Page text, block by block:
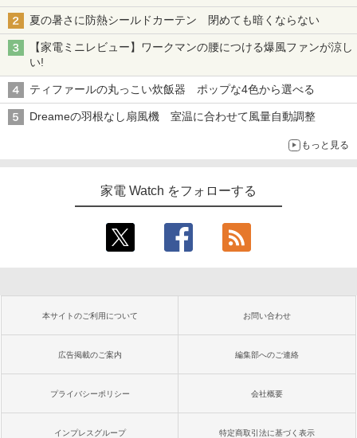
夏の暑さに防熱シールドカーテン 閉めても暗くならない
【家電ミニレビュー】ワークマンの腰につける爆風ファンが涼し
い!
ティファールの丸っこい炊飯器 ポップな4色から選べる
Dreameの羽根なし扇風機 室温に合わせて風量自動調整
もっと見る
家電 Watch をフォローする
本サイトのご利用について お問い合わせ
広告掲載のご案内 編集部へのご連絡
プライバシーポリシー 会社概要
インプレスグループ 特定商取引法に基づく表示